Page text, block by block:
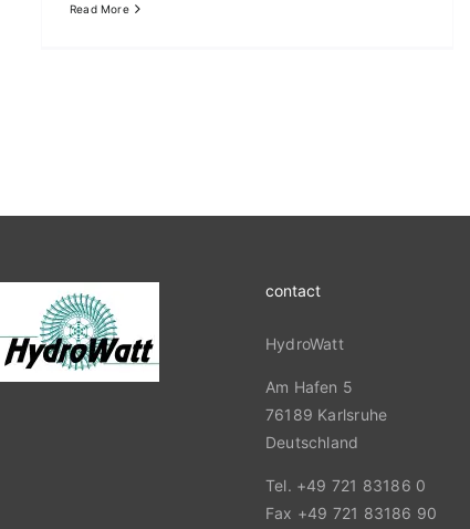
Read More
contact
HydroWatt
Am Hafen 5
76189 Karlsruhe
Deutschland
Tel. +49 721 83186 0
Fax +49 721 83186 90